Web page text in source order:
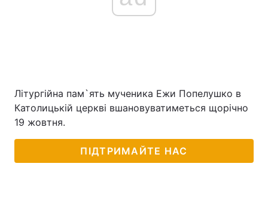
Літургійна пам`ять мученика Ежи Попелушко в
Католицькій церкві вшановуватиметься щорічно
19 жовтня.
ПІДТРИМАЙТЕ НАС